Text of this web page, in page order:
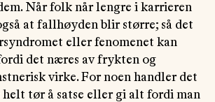
Når folk når lengre i karrieren
at fallhøyden blir større; så det
eller fenomenet kan
det næres av frykten og
virke. For noen handler det
helt tør å satse eller gi alt fordi man